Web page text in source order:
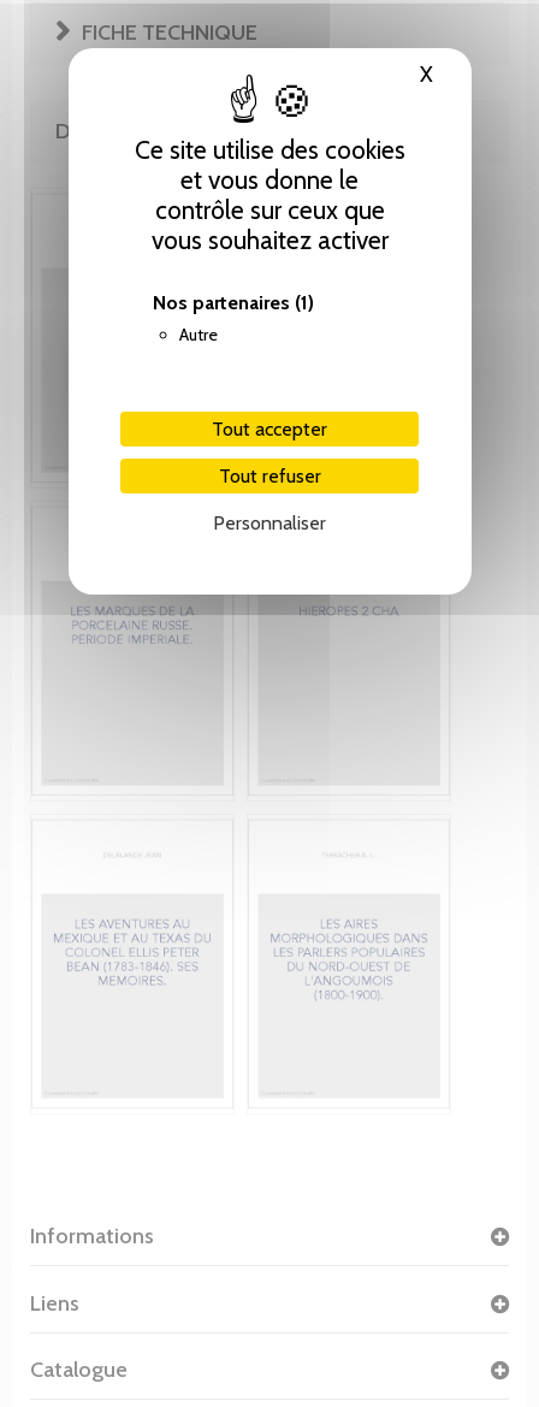
Ce site utilise des cookies
et vous donne le
contrôle sur ceux que
vous souhaitez activer
Nos partenaires (1)
Autre
Tout accepter
Tout refuser
Personnaliser
XMasquer
FICHE TECHNIQUE
DE LA MÊME COLLECTION
Informations
Liens
Catalogue